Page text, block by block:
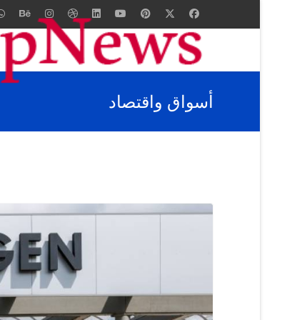
أسواق واقتصاد